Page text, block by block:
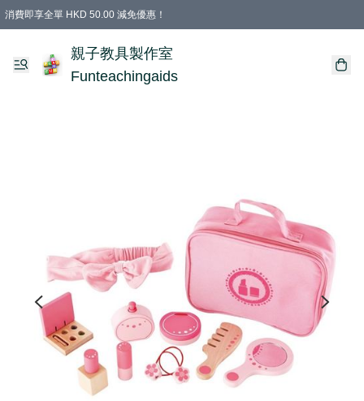
消費即享全單 HKD 50.00 減免優惠！
購物滿 HKD 699.00即享免運費優惠！（適用於 特定的送貨方式 )
凡購物滿HKD 699.00，即享免費禮品
親子教具製作室
Funteachingaids